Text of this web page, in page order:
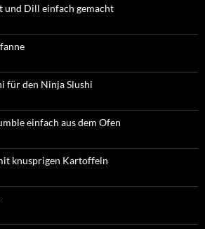
und Dill einfach gemacht
für den Ninja Slushi
einfach aus dem Ofen
knusprigen Kartoffeln